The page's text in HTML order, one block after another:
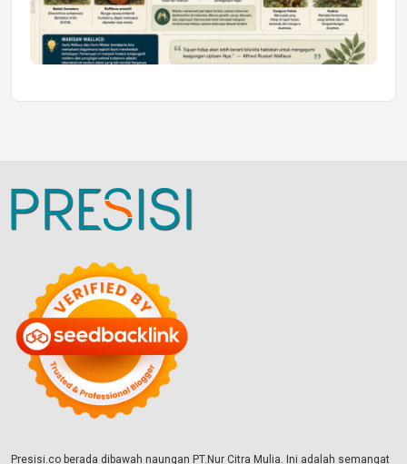
Presisi.co berada dibawah naungan PT.Nur Citra Mulia. Ini adalah semangat